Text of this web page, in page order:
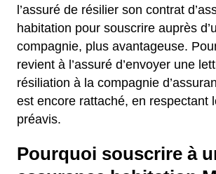
l’assuré de résilier son contrat
habitation pour souscrire auprès
compagnie, plus avantageuse.
revient à l’assuré d’envoyer une
résiliation à la compagnie
est encore rattaché, en respectant
préavis.
Pourquoi souscrire à